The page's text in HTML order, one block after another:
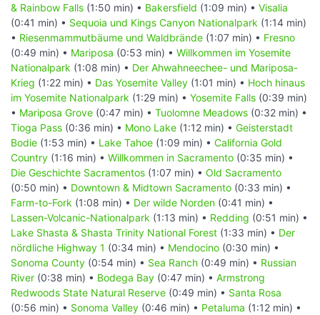
& Rainbow Falls (1:50 min) • Bakersfield (1:09 min) • Visalia
(0:41 min) • Sequoia und Kings Canyon Nationalpark (1:14 min)
• Riesenmammutbäume und Waldbrände (1:07 min) • Fresno
(0:49 min) • Mariposa (0:53 min) • Willkommen im Yosemite
Nationalpark (1:08 min) • Der Ahwahneechee- und Mariposa-
Krieg (1:22 min) • Das Yosemite Valley (1:01 min) • Hoch hinaus
im Yosemite Nationalpark (1:29 min) • Yosemite Falls (0:39 min)
• Mariposa Grove (0:47 min) • Tuolomne Meadows (0:32 min) •
Tioga Pass (0:36 min) • Mono Lake (1:12 min) • Geisterstadt
Bodie (1:53 min) • Lake Tahoe (1:09 min) • California Gold
Country (1:16 min) • Willkommen in Sacramento (0:35 min) •
Die Geschichte Sacramentos (1:07 min) • Old Sacramento
(0:50 min) • Downtown & Midtown Sacramento (0:33 min) •
Farm-to-Fork (1:08 min) • Der wilde Norden (0:41 min) •
Lassen-Volcanic-Nationalpark (1:13 min) • Redding (0:51 min) •
Lake Shasta & Shasta Trinity National Forest (1:33 min) • Der
nördliche Highway 1 (0:34 min) • Mendocino (0:30 min) •
Sonoma County (0:54 min) • Sea Ranch (0:49 min) • Russian
River (0:38 min) • Bodega Bay (0:47 min) • Armstrong
Redwoods State Natural Reserve (0:49 min) • Santa Rosa
(0:56 min) • Sonoma Valley (0:46 min) • Petaluma (1:12 min) •